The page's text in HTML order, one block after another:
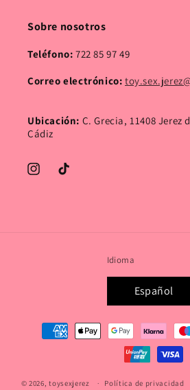
Sobre nosotros
Teléfono: 722 85 97 49
Correo electrónico:
Ubicación: C. Grecia, 11408 Jerez
Cádiz
InstagramTikTok
Idioma
Español
Formas
© 2026,toysexjerez Política de privacidad